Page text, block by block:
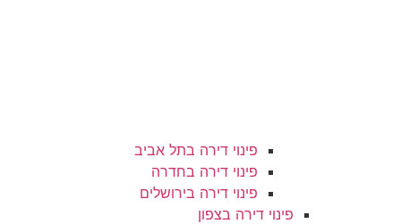
פינוי דירה בתל אביב
פינוי דירה בחדרה
פינוי דירה בירושלים
פינוי דירה בצפון